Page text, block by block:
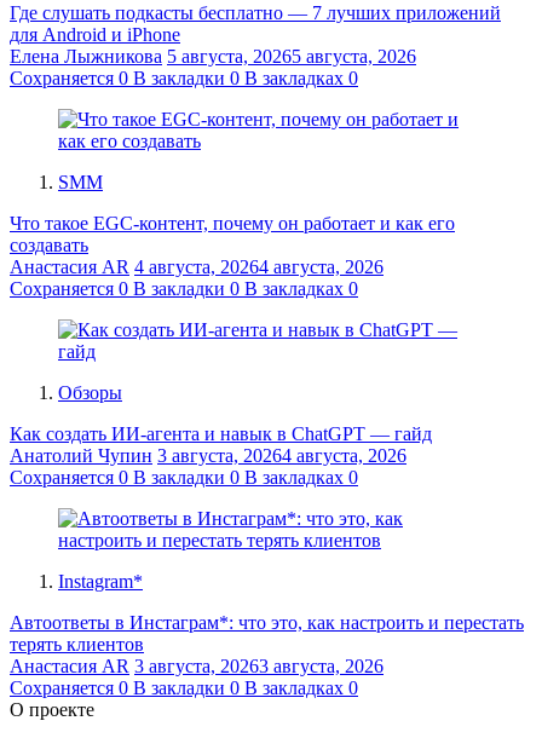
Где слушать подкасты бесплатно — 7 лучших приложений
для Android и iPhone
Елена Лыжникова 5 августа, 20265 августа, 2026
Сохраняется 0 В закладки 0 В закладках 0
SMM
Что такое EGC-контент, почему он работает и как его
создавать
Анастасия AR 4 августа, 20264 августа, 2026
Сохраняется 0 В закладки 0 В закладках 0
Обзоры
Как создать ИИ-агента и навык в ChatGPT — гайд
Анатолий Чупин 3 августа, 20264 августа, 2026
Сохраняется 0 В закладки 0 В закладках 0
Instagram*
Автоответы в Инстаграм*: что это, как настроить и перестать
терять клиентов
Анастасия AR 3 августа, 20263 августа, 2026
Сохраняется 0 В закладки 0 В закладках 0
О проекте